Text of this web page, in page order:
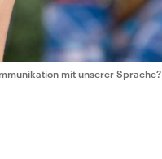
mit unserer Sprache?